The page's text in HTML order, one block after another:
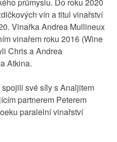
vín a titul vinařství
Vinařka Andrea Mullineux
vinařem roku 2016 (Wine
Chris a Andrea
Atkina.
své síly s Analjitem
partnerem Peterem
paralelní vinařství